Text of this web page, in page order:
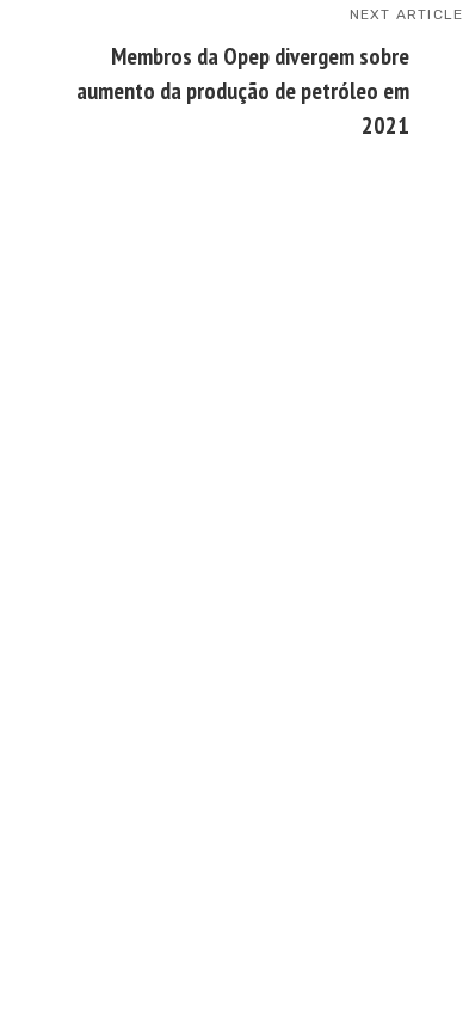
NEXT ARTICLE
Membros da Opep divergem sobre
aumento da produção de petróleo em
2021